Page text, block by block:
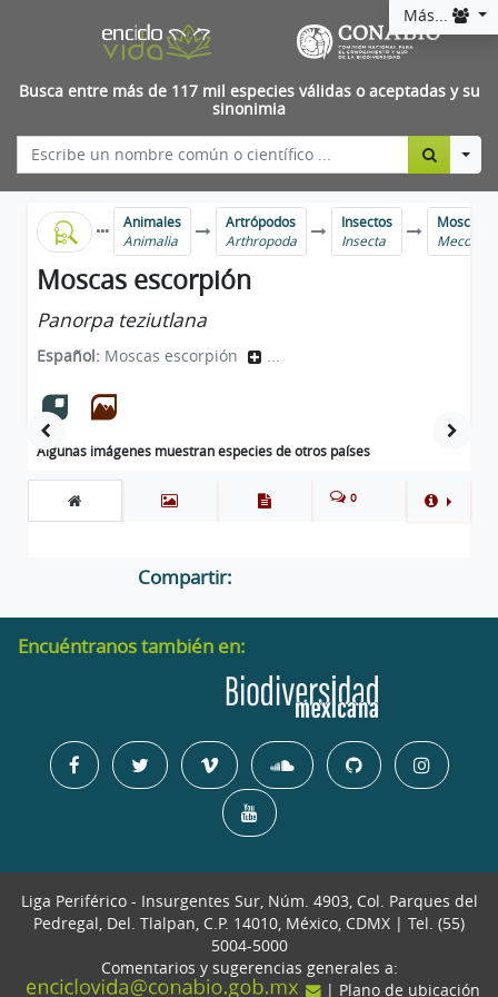
Más...
Busca entre más de 117 mil especies válidas o aceptadas y su
sinonimia
Animales
Animalia
Artrópodos
Arthropoda
Insectos
Insecta
Moscas
Moscas escorpión
Panorpa teziutlana
Español: Moscas escorpión ...
Algunas imágenes muestran especies de otros países
0
Compartir:
Encuéntranos también en:
Liga Periférico - Insurgentes Sur, Núm. 4903, Col. Parques del
Pedregal, Del. Tlalpan, C.P. 14010, México, CDMX | Tel. (55)
5004-5000
Comentarios y sugerencias generales a:
| Plano de ubicación